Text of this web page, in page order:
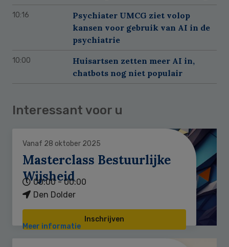
10:16
Psychiater UMCG ziet volop
kansen voor gebruik van AI in de
psychiatrie
10:00
Huisartsen zetten meer AI in,
chatbots nog niet populair
Interessant voor u
Vanaf 28 oktober 2025
Masterclass Bestuurlijke
Wijsheid
00:00 - 00:00
Den Dolder
Inschrijven
Meer informatie